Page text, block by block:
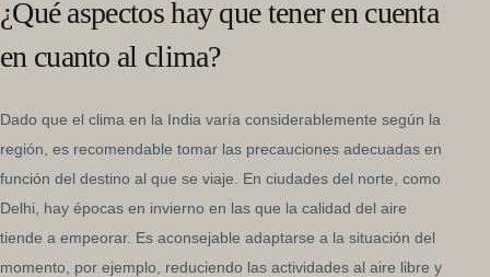
¿Qué aspectos hay que tener en cuenta
en cuanto al clima?
Dado que el clima en la India varía considerablemente según la
región, es recomendable tomar las precauciones adecuadas en
función del destino al que se viaje. En ciudades del norte, como
Delhi, hay épocas en invierno en las que la calidad del aire
tiende a empeorar. Es aconsejable adaptarse a la situación del
momento, por ejemplo, reduciendo las actividades al aire libre y